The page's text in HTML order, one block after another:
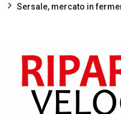
Sersale, mercato in